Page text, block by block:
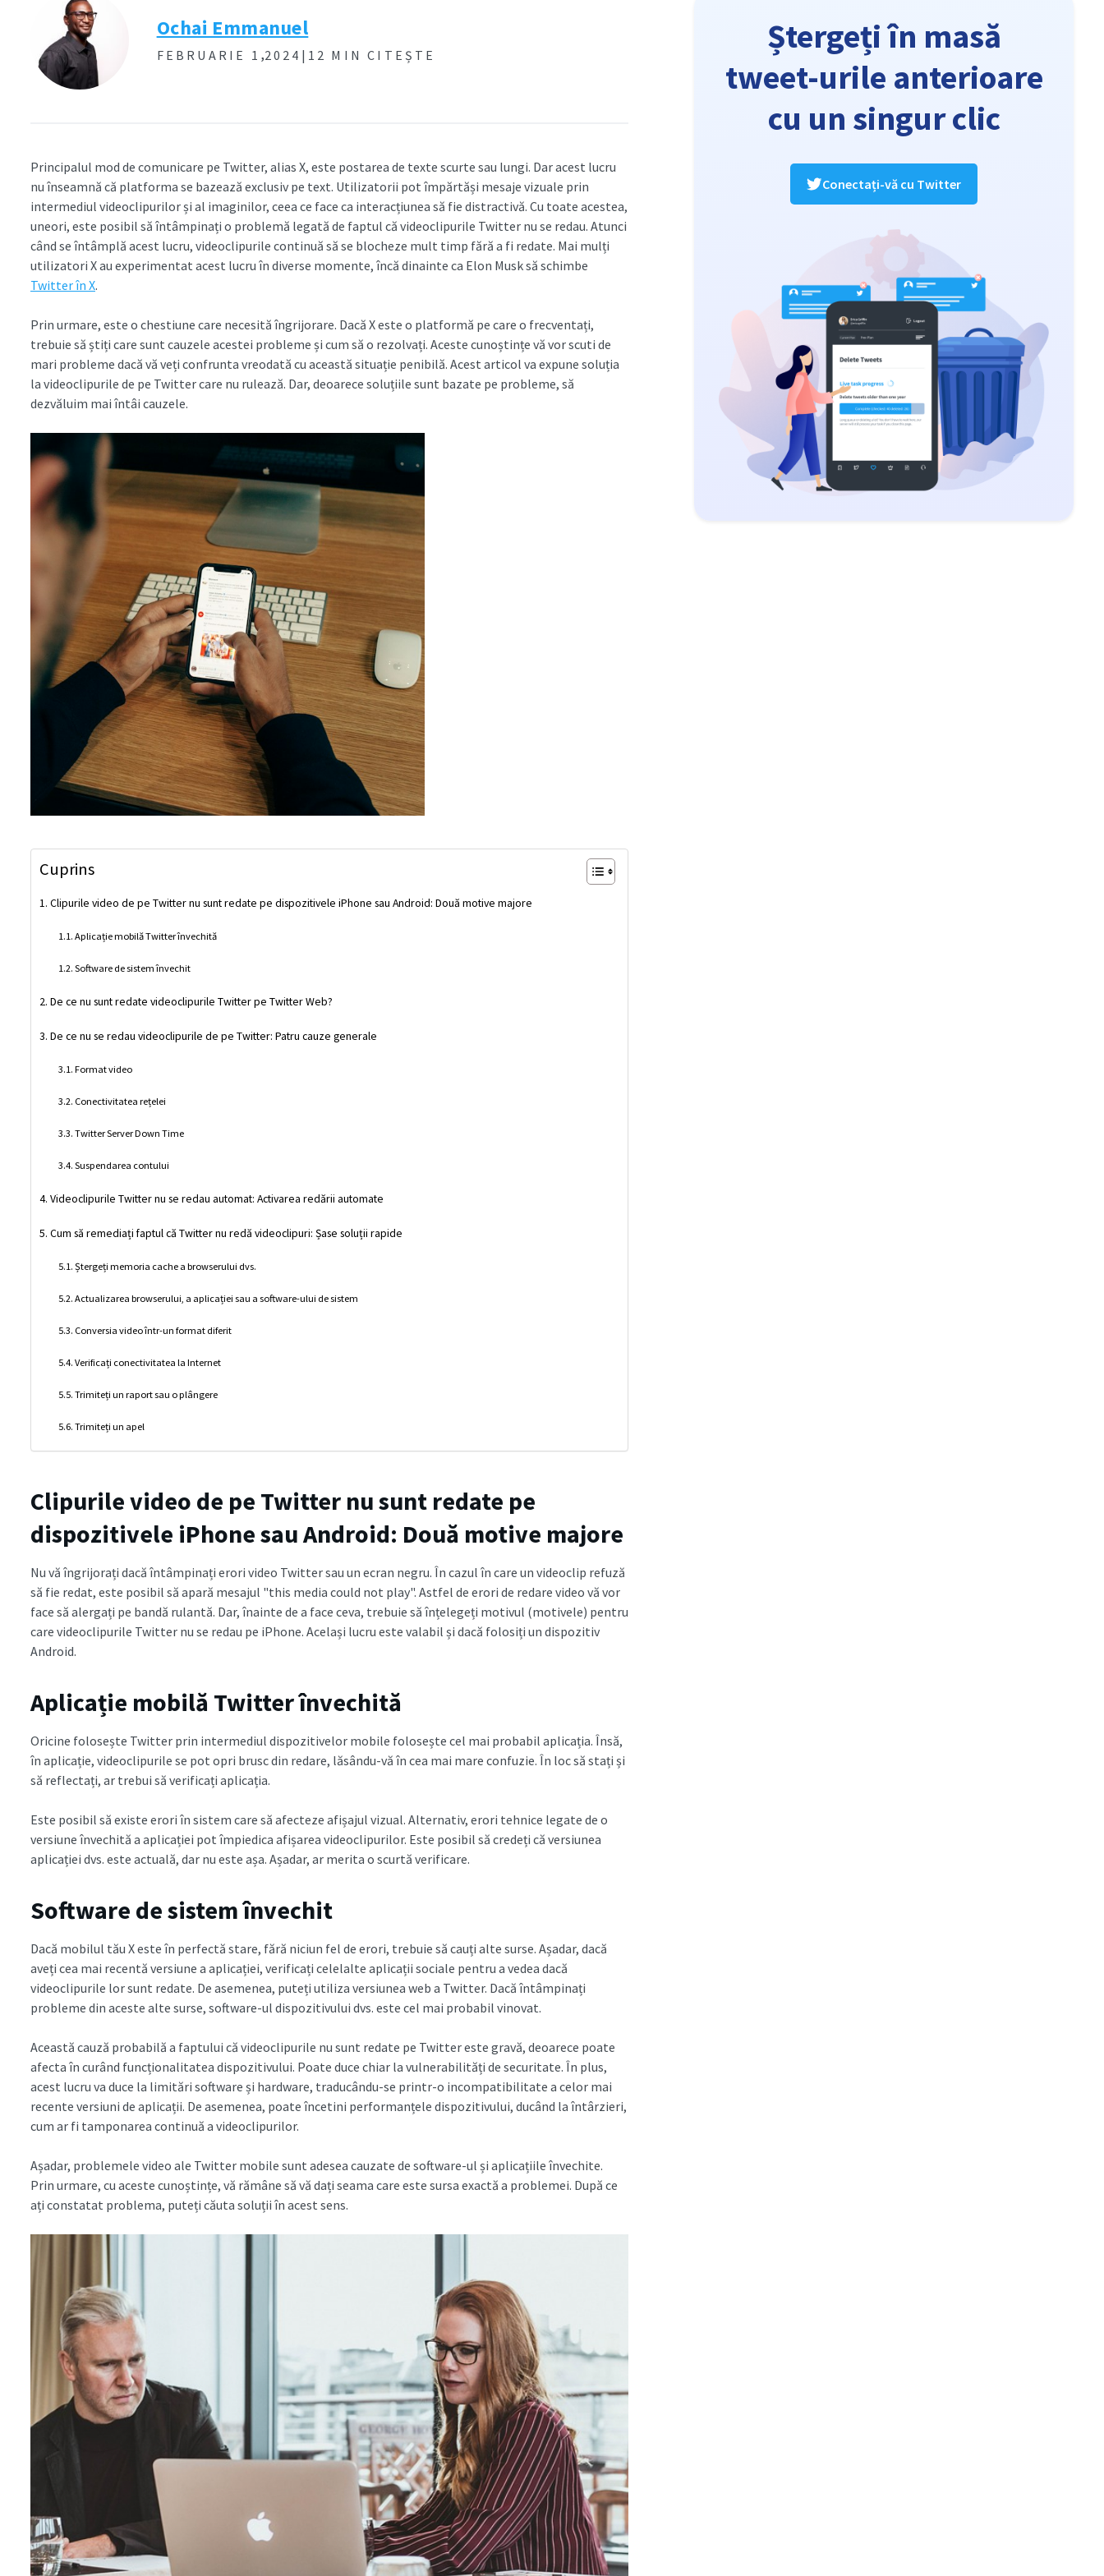
Ochai Emmanuel
FEBRUARIE 1 ,2024| 12 MIN CITEȘTE
Principalul mod de comunicare pe Twitter, alias X, este postarea de texte scurte sau lungi. Dar acest lucru
nu înseamnă că platforma se bazează exclusiv pe text. Utilizatorii pot împărtăși mesaje vizuale prin
intermediul videoclipurilor și al imaginilor, ceea ce face ca interacțiunea să fie distractivă. Cu toate acestea,
uneori, este posibil să întâmpinați o problemă legată de faptul că videoclipurile Twitter nu se redau. Atunci
când se întâmplă acest lucru, videoclipurile continuă să se blocheze mult timp fără a fi redate. Mai mulți
utilizatori X au experimentat acest lucru în diverse momente, încă dinainte ca Elon Musk să schimbe
Twitter în X.
Prin urmare, este o chestiune care necesită îngrijorare. Dacă X este o platformă pe care o frecventați,
trebuie să știți care sunt cauzele acestei probleme și cum să o rezolvați. Aceste cunoștințe vă vor scuti de
mari probleme dacă vă veți confrunta vreodată cu această situație penibilă. Acest articol va expune soluția
la videoclipurile de pe Twitter care nu rulează. Dar, deoarece soluțiile sunt bazate pe probleme, să
dezvăluim mai întâi cauzele.
Cuprins
Clipurile video de pe Twitter nu sunt redate pe dispozitivele iPhone sau Android: Două motive majore
Aplicație mobilă Twitter învechită
Software de sistem învechit
De ce nu sunt redate videoclipurile Twitter pe Twitter Web?
De ce nu se redau videoclipurile de pe Twitter: Patru cauze generale
Format video
Conectivitatea rețelei
Twitter Server Down Time
Suspendarea contului
Videoclipurile Twitter nu se redau automat: Activarea redării automate
Cum să remediați faptul că Twitter nu redă videoclipuri: Șase soluții rapide
Ștergeți memoria cache a browserului dvs.
Actualizarea browserului, a aplicației sau a software-ului de sistem
Conversia video într-un format diferit
Verificați conectivitatea la Internet
Trimiteți un raport sau o plângere
Trimiteți un apel
Clipurile video de pe Twitter nu sunt redate pe
dispozitivele iPhone sau Android: Două motive majore
Nu vă îngrijorați dacă întâmpinați erori video Twitter sau un ecran negru. În cazul în care un videoclip refuză
să fie redat, este posibil să apară mesajul "this media could not play". Astfel de erori de redare video vă vor
face să alergați pe bandă rulantă. Dar, înainte de a face ceva, trebuie să înțelegeți motivul (motivele) pentru
care videoclipurile Twitter nu se redau pe iPhone. Același lucru este valabil și dacă folosiți un dispozitiv
Android.
Aplicație mobilă Twitter învechită
Oricine folosește Twitter prin intermediul dispozitivelor mobile folosește cel mai probabil aplicația. Însă,
în aplicație, videoclipurile se pot opri brusc din redare, lăsându-vă în cea mai mare confuzie. În loc să stați și
să reflectați, ar trebui să verificați aplicația.
Este posibil să existe erori în sistem care să afecteze afișajul vizual. Alternativ, erori tehnice legate de o
versiune învechită a aplicației pot împiedica afișarea videoclipurilor. Este posibil să credeți că versiunea
aplicației dvs. este actuală, dar nu este așa. Așadar, ar merita o scurtă verificare.
Software de sistem învechit
Dacă mobilul tău X este în perfectă stare, fără niciun fel de erori, trebuie să cauți alte surse. Așadar, dacă
aveți cea mai recentă versiune a aplicației, verificați celelalte aplicații sociale pentru a vedea dacă
videoclipurile lor sunt redate. De asemenea, puteți utiliza versiunea web a Twitter. Dacă întâmpinați
probleme din aceste alte surse, software-ul dispozitivului dvs. este cel mai probabil vinovat.
Această cauză probabilă a faptului că videoclipurile nu sunt redate pe Twitter este gravă, deoarece poate
afecta în curând funcționalitatea dispozitivului. Poate duce chiar la vulnerabilități de securitate. În plus,
acest lucru va duce la limitări software și hardware, traducându-se printr-o incompatibilitate a celor mai
recente versiuni de aplicații. De asemenea, poate încetini performanțele dispozitivului, ducând la întârzieri,
cum ar fi tamponarea continuă a videoclipurilor.
Așadar, problemele video ale Twitter mobile sunt adesea cauzate de software-ul și aplicațiile învechite.
Prin urmare, cu aceste cunoștințe, vă rămâne să vă dați seama care este sursa exactă a problemei. După ce
ați constatat problema, puteți căuta soluții în acest sens.
Ștergeți în masă
tweet-urile anterioare
cu un singur clic
Conectați-vă cu Twitter